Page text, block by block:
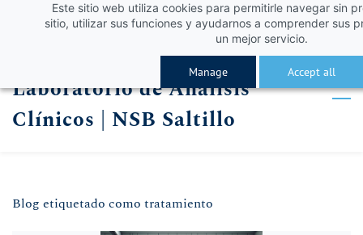
Este sitio web utiliza cookies para permitirle navegar sin
sitio, utilizar sus funciones y ayudarnos a comprender sus
un mejor servicio.
Manage Accept all
content
Iniciar sesión
Registro
Laboratorio de Análisis
Clínicos | NSB Saltillo
Blog etiquetado como tratamiento
¡Obtén un 10% de descuento con el código